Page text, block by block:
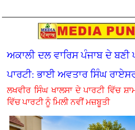
ਅਕਾਲੀ ਦਲ ਵਾਰਿਸ ਪੰਜਾਬ ਦੇ
ਪਾਰਟੀ: ਭਾਈ ਅਵਤਾਰ ਸਿੰਘ
ਲਖਵੀਰ ਸਿੰਘ ਖਾਲਸਾ ਦੇ ਪਾਰਟੀ ਵਿੱਚ
ਵਿੱਚ ਪਾਰਟੀ ਨੂੰ ਮਿਲੀ ਨਵੀਂ ਮਜ਼ਬੂਤੀ